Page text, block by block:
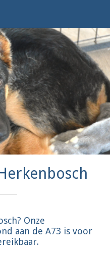
Onze
aan de A73 is voor